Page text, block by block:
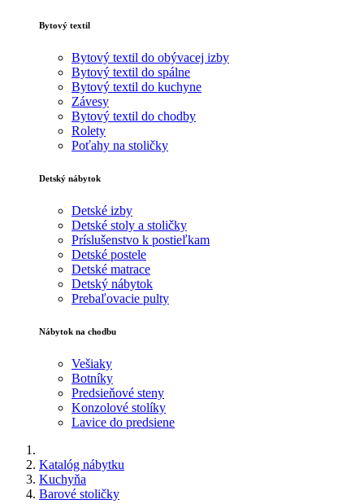
Bytový textil
Bytový textil do obývacej izby
Bytový textil do spálne
Bytový textil do kuchyne
Závesy
Bytový textil do chodby
Rolety
Poťahy na stoličky
Detský nábytok
Detské izby
Detské stoly a stoličky
Príslušenstvo k postieľkam
Detské postele
Detské matrace
Detský nábytok
Prebaľovacie pulty
Nábytok na chodbu
Vešiaky
Botníky
Predsieňové steny
Konzolové stolíky
Lavice do predsiene
Katalóg nábytku
Kuchyňa
Barové stoličky